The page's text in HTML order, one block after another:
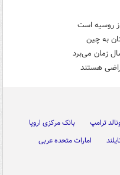
روسیه است
به چین
زمان می‌برد
ترامپ
بانک مرکزی اروپا
امارات متحده عربی